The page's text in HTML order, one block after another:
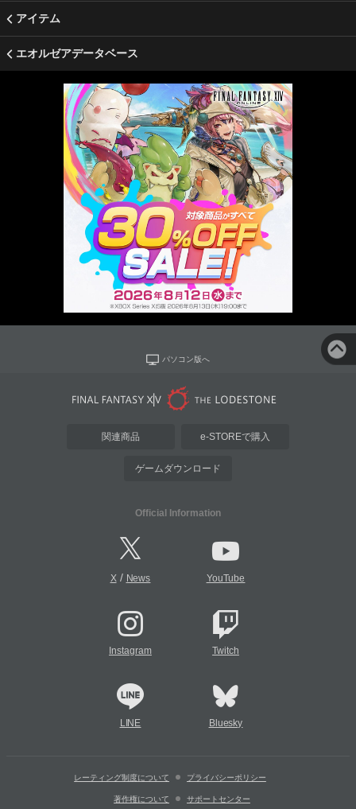
アイテム
エオルゼアデータベース
パソコン版へ
関連商品 e-STOREで購入
ゲームダウンロード
Official Information
X/ News YouTube
Instagram Twitch
LINE Bluesky
レーティング制度について プライバシーポリシー
著作権について サポートセンター